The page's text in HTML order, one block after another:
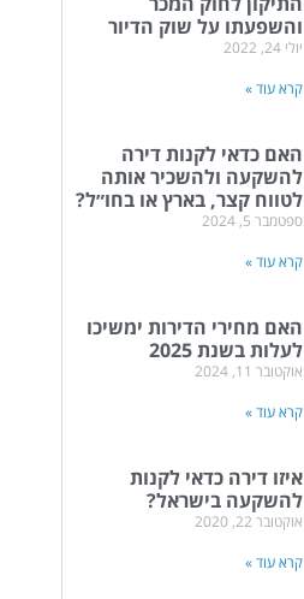
והשפעתו על שוק הדיור
יולי 24, 2022
קרא עוד »
האם כדאי לקנות דירה
להשקעה ולהשכיר אותה
לטווח קצר, בארץ או בחו״ל?
ספטמבר 5, 2024
קרא עוד »
האם מחירי הדירות ימשיכו
לעלות בשנת 2025
אוקטובר 11, 2024
קרא עוד »
איזו דירה כדאי לקנות
להשקעה בישראל?
אוקטובר 22, 2020
קרא עוד »